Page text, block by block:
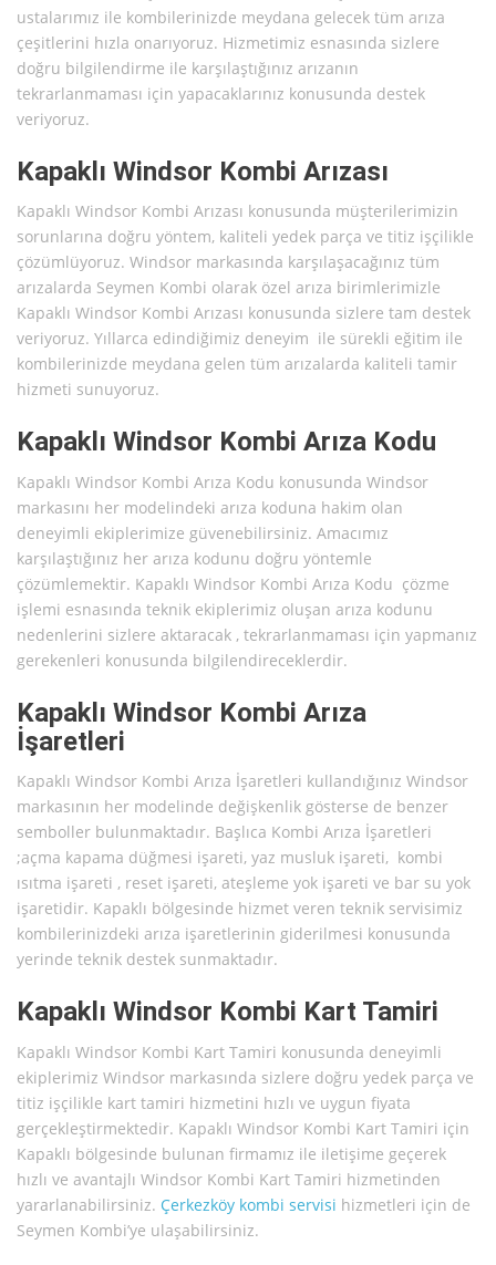
ustalarımız ile kombilerinizde meydana gelecek tüm arıza
çeşitlerini hızla onarıyoruz. Hizmetimiz esnasında sizlere
doğru bilgilendirme ile karşılaştığınız arızanın
tekrarlanmaması için yapacaklarınız konusunda destek
veriyoruz.
Kapaklı Windsor Kombi Arızası
Kapaklı Windsor Kombi Arızası konusunda müşterilerimizin
sorunlarına doğru yöntem, kaliteli yedek parça ve titiz işçilikle
çözümlüyoruz. Windsor markasında karşılaşacağınız tüm
arızalarda Seymen Kombi olarak özel arıza birimlerimizle
Kapaklı Windsor Kombi Arızası konusunda sizlere tam destek
veriyoruz. Yıllarca edindiğimiz deneyim ile sürekli eğitim ile
kombilerinizde meydana gelen tüm arızalarda kaliteli tamir
hizmeti sunuyoruz.
Kapaklı Windsor Kombi Arıza Kodu
Kapaklı Windsor Kombi Arıza Kodu konusunda Windsor
markasını her modelindeki arıza koduna hakim olan
deneyimli ekiplerimize güvenebilirsiniz. Amacımız
karşılaştığınız her arıza kodunu doğru yöntemle
çözümlemektir. Kapaklı Windsor Kombi Arıza Kodu çözme
işlemi esnasında teknik ekiplerimiz oluşan arıza kodunu
nedenlerini sizlere aktaracak , tekrarlanmaması için yapmanız
gerekenleri konusunda bilgilendireceklerdir.
Kapaklı Windsor Kombi Arıza
İşaretleri
Kapaklı Windsor Kombi Arıza İşaretleri kullandığınız Windsor
markasının her modelinde değişkenlik gösterse de benzer
semboller bulunmaktadır. Başlıca Kombi Arıza İşaretleri
;açma kapama düğmesi işareti, yaz musluk işareti, kombi
ısıtma işareti , reset işareti, ateşleme yok işareti ve bar su yok
işaretidir. Kapaklı bölgesinde hizmet veren teknik servisimiz
kombilerinizdeki arıza işaretlerinin giderilmesi konusunda
yerinde teknik destek sunmaktadır.
Kapaklı Windsor Kombi Kart Tamiri
Kapaklı Windsor Kombi Kart Tamiri konusunda deneyimli
ekiplerimiz Windsor markasında sizlere doğru yedek parça ve
titiz işçilikle kart tamiri hizmetini hızlı ve uygun fiyata
gerçekleştirmektedir. Kapaklı Windsor Kombi Kart Tamiri için
Kapaklı bölgesinde bulunan firmamız ile iletişime geçerek
hızlı ve avantajlı Windsor Kombi Kart Tamiri hizmetinden
yararlanabilirsiniz. Çerkezköy kombi servisi hizmetleri için de
Seymen Kombi’ye ulaşabilirsiniz.